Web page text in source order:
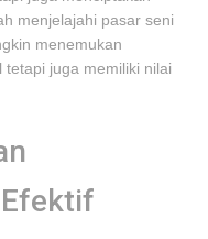
menjelajahi pasar seni
menemukan
juga memiliki nilai